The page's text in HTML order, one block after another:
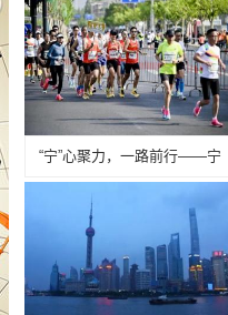
“宁”心聚力，一路前行——宁